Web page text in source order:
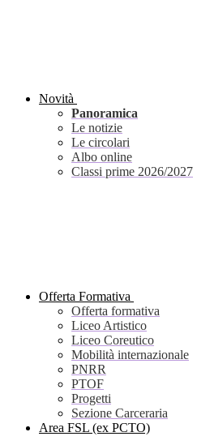
Novità
Panoramica
Le notizie
Le circolari
Albo online
Classi prime 2026/2027
Offerta Formativa
Offerta formativa
Liceo Artistico
Liceo Coreutico
Mobilità internazionale
PNRR
PTOF
Progetti
Sezione Carceraria
Area FSL (ex PCTO)